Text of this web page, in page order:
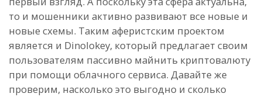
то и мошенники активно развивают все новые и
новые схемы. Таким аферистским проектом
является и Dinolokey, который предлагает своим
пользователям пассивно майнить криптовалюту
при помощи облачного сервиса. Давайте же
проверим, насколько это выгодно и сколько